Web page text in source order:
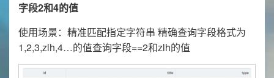
字段2和4的值
使用场景：精准匹配指定字符串 精确查询字段格式为
1,2,3,zlh,4…的值查询字段==2和zlh的值